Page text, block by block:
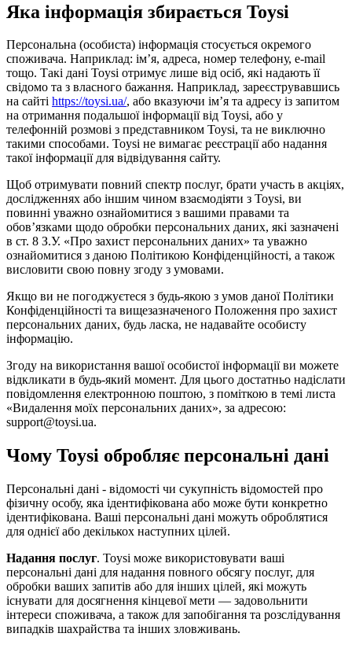
Яка інформація збирається Toysi
Персональна (особиста) інформація стосується окремого
споживача. Наприклад: ім’я, адреса, номер телефону, e-mail
тощо. Такі дані Toysi отримує лише від осіб, які надають її
свідомо та з власного бажання. Наприклад, зареєструвавшись
на сайті https://toysi.ua/, або вказуючи ім’я та адресу із запитом
на отримання подальшої інформації від Toysi, або у
телефонній розмові з представником Toysi, та не виключно
такими способами. Toysi не вимагає реєстрації або надання
такої інформації для відвідування сайту.
Щоб отримувати повний спектр послуг, брати участь в акціях,
дослідженнях або іншим чином взаємодіяти з Toysi, ви
повинні уважно ознайомитися з вашими правами та
обов’язками щодо обробки персональних даних, які зазначені
в ст. 8 З.У. «Про захист персональних даних» та уважно
ознайомитися з даною Політикою Конфіденційності, а також
висловити свою повну згоду з умовами.
Якщо ви не погоджуєтеся з будь-якою з умов даної Політики
Конфіденційності та вищезазначеного Положення про захист
персональних даних, будь ласка, не надавайте особисту
інформацію.
Згоду на використання вашої особистої інформації ви можете
відкликати в будь-який момент. Для цього достатньо надіслати
повідомлення електронною поштою, з поміткою в темі листа
«Видалення моїх персональних даних», за адресою:
support@toysi.ua.
Чому Toysi обробляє персональні дані
Персональні дані - відомості чи сукупність відомостей про
фізичну особу, яка ідентифікована або може бути конкретно
ідентифікована. Ваші персональні дані можуть оброблятися
для однієї або декількох наступних цілей.
Надання послуг. Toysi може використовувати ваші
персональні дані для надання повного обсягу послуг, для
обробки ваших запитів або для інших цілей, які можуть
існувати для досягнення кінцевої мети — задовольнити
інтереси споживача, а також для запобігання та розслідування
випадків шахрайства та інших зловживань.